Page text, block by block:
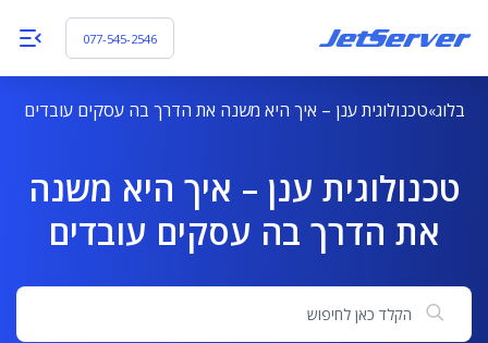
077-545-2546
בלוג טכנולוגית ענן – איך היא משנה את הדרך בה עסקים עובדים
טכנולוגית ענן – איך היא משנה
את הדרך בה עסקים עובדים
חיפוש